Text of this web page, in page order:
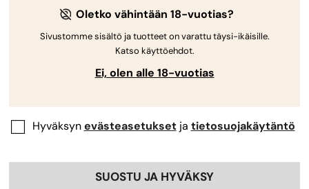
Oletko vähintään 18-vuotias?
Sivustomme sisältö ja tuotteet on varattu täysi-ikäisille.
Katso käyttöehdot.
Ei, olen alle 18-vuotias
Hyväksynevästeasetuksetja tietosuojakäytäntö
SUOSTU JA HYVÄKSY